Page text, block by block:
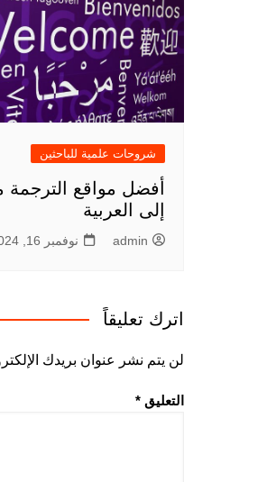
شروحات علمية للباحثين
أفضل مواقع الترجمة
إلى العربية
admin نوفمبر 16, 2024
اترك تعليقاً
لن يتم نشر عنوان بريدك
التعليق *